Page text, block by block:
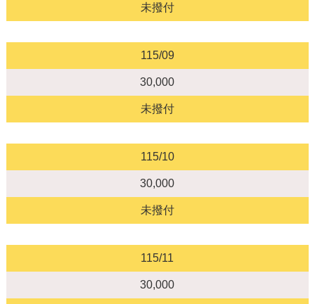
未撥付
115/09
30,000
未撥付
115/10
30,000
未撥付
115/11
30,000